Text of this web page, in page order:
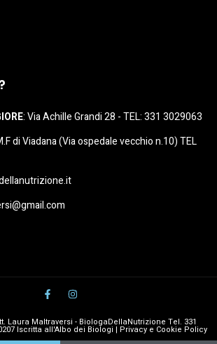
: Via Achille Grandi 28 - TEL: 331 3029063
di Viadana (Via ospedale vecchio n.10) TEL
Laura Maltraversi - BiologaDellaNutrizione Tel. 331
Iscritta all'Albo dei Biologi | Privacy e Cookie Policy